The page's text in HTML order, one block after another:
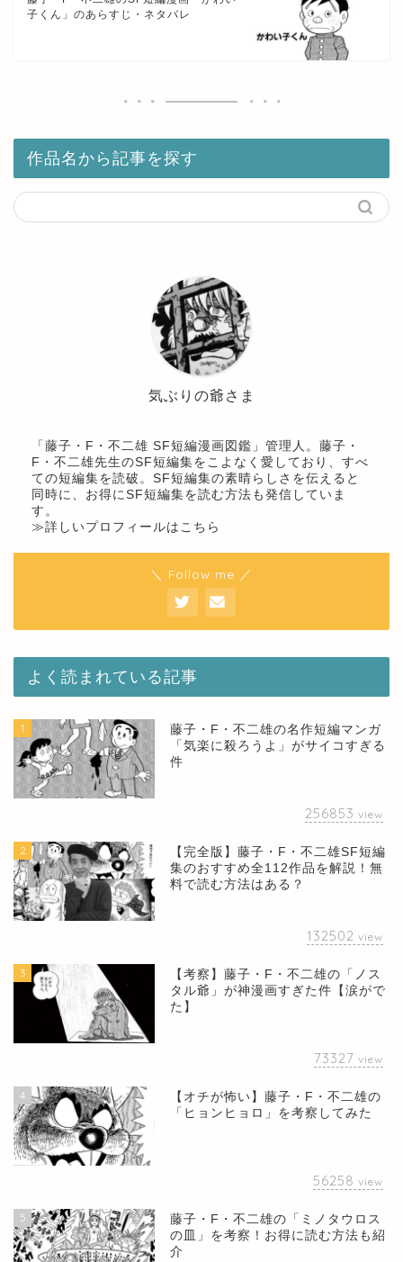
子くん」のあらすじ・ネタバレ
作品名から記事を探す
気ぶりの爺さま
「藤子・F・不二雄 SF短編漫画図鑑」管理人。藤子・
F・不二雄先生のSF短編集をこよなく愛しており、すべ
ての短編集を読破。SF短編集の素晴らしさを伝えると
同時に、お得にSF短編集を読む方法も発信していま
す。
≫詳しいプロフィールはこちら
＼ Follow me ／
よく読まれている記事
1
藤子・F・不二雄の名作短編マンガ
「気楽に殺ろうよ」がサイコすぎる
件
256853 view
2
【完全版】藤子・F・不二雄SF短編
集のおすすめ全112作品を解説！無
料で読む方法はある？
132502 view
3
【考察】藤子・F・不二雄の「ノス
タル爺」が神漫画すぎた件【涙がで
た】
73327 view
4
【オチが怖い】藤子・F・不二雄の
「ヒョンヒョロ」を考察してみた
56258 view
5
藤子・F・不二雄の「ミノタウロス
の皿」を考察！お得に読む方法も紹
介